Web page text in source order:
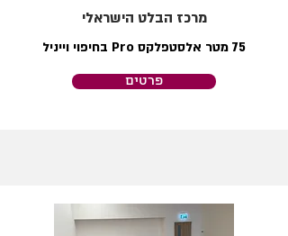
מרכז הבלט הישראלי
75 מטר אלסטפלקס Pro בחיפוי וייניל
פרטים